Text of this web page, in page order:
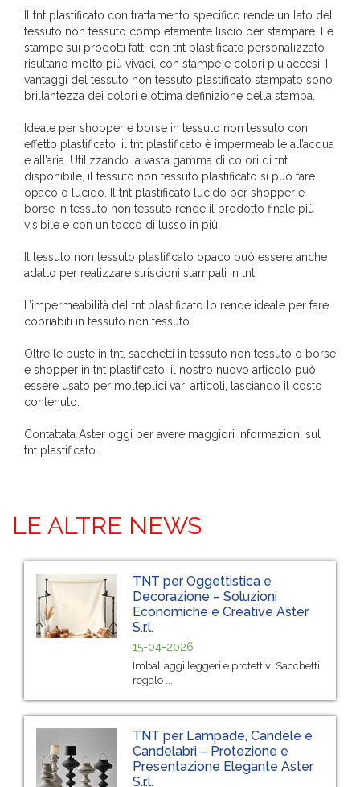
Il tnt plastificato con trattamento specifico rende un lato del
tessuto non tessuto completamente liscio per stampare. Le
stampe sui prodotti fatti con tnt plastificato personalizzato
risultano molto più vivaci, con stampe e colori più accesi. I
vantaggi del tessuto non tessuto plastificato stampato sono
brillantezza dei colori e ottima definizione della stampa.
Ideale per shopper e borse in tessuto non tessuto con
effetto plastificato, il tnt plastificato è impermeabile all’acqua
e all’aria. Utilizzando la vasta gamma di colori di tnt
disponibile, il tessuto non tessuto plastificato si può fare
opaco o lucido. Il tnt plastificato lucido per shopper e
borse in tessuto non tessuto rende il prodotto finale più
visibile e con un tocco di lusso in più.
Il tessuto non tessuto plastificato opaco può essere anche
adatto per realizzare striscioni stampati in tnt.
L’impermeabilità del tnt plastificato lo rende ideale per fare
copriabiti in tessuto non tessuto.
Oltre le buste in tnt, sacchetti in tessuto non tessuto o borse
e shopper in tnt plastificato, il nostro nuovo articolo può
essere usato per molteplici vari articoli, lasciando il costo
contenuto.
Contattata Aster oggi per avere maggiori informazioni sul
tnt plastificato.
LE ALTRE NEWS
TNT per Oggettistica e
Decorazione – Soluzioni
Economiche e Creative Aster
S.r.l.
15-04-2026
Imballaggi leggeri e protettivi Sacchetti
regalo ...
TNT per Lampade, Candele e
Candelabri – Protezione e
Presentazione Elegante Aster
S.r.l.